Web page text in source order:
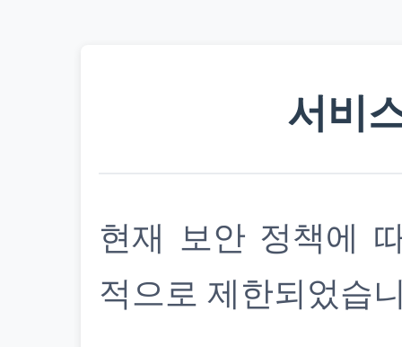
서비
현재 보안 정책에
적으로 제한되었습